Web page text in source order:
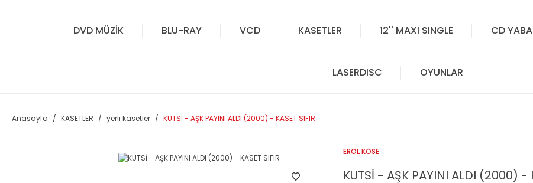
DVD MÜZİK BLU-RAY VCD KASETLER 12'' MAXI SINGLE CD
LASERDISC OYUNLAR
Anasayfa KASETLER yerli kasetler KUTSİ - AŞK PAYINI ALDI (2000) - KASET SIFIR
EROL KÖSE
KUTSİ - AŞK PAYINI ALDI (2000) -